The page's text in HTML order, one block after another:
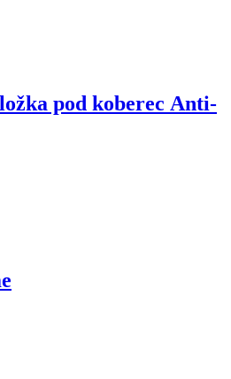
pod koberec Anti-